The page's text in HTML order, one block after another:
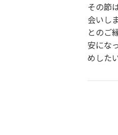
その節
会いし
とのご
安にな
めした